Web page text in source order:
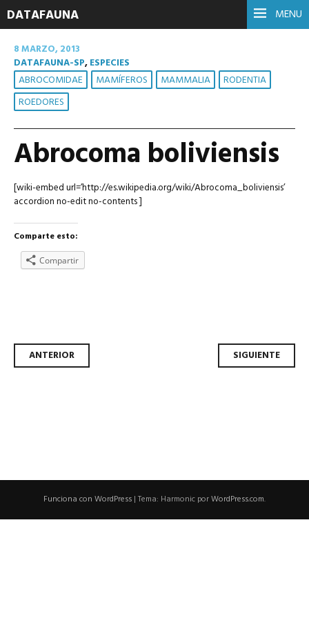
MENU
DATAFAUNA
8 MARZO, 2013
DATAFAUNA-SP,ESPECIES
ABROCOMIDAE MAMÍFEROS MAMMALIA
RODENTIA
ROEDORES
Abrocoma boliviensis
[wiki-embed url=’http://es.wikipedia.org/wiki/Abrocoma_boliviensis’
accordion no-edit no-contents ]
Comparte esto:
Compartir
Navegador
ANTERIOR SIGUIENTE
Funciona con WordPress | Tema: Harmonic porWordPress.com.